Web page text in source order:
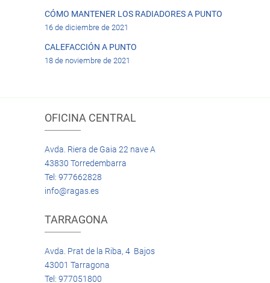
CÓMO MANTENER LOS RADIADORES A PUNTO
16 de diciembre de 2021
CALEFACCIÓN A PUNTO
18 de noviembre de 2021
OFICINA CENTRAL
Avda. Riera de Gaia 22 nave A
43830 Torredembarra
Tel: 977662828
info@ragas.es
TARRAGONA
Avda. Prat de la Riba, 4 Bajos
43001 Tarragona
Tel: 977051800